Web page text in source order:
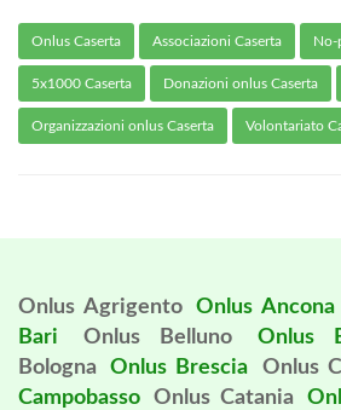
Onlus Caserta Associazioni Caserta No-
5x1000 Caserta Donazioni onlus Caserta
Organizzazioni onlus Caserta Volontariato
Onlus Agrigento Onlus Ancona
Bari
Onlus Belluno Onlus
Bologna
Onlus Brescia Onlus
Campobasso
Onlus Catania